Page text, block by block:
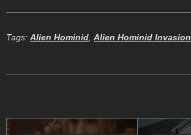
Tags: Alien Hominid Alien Hominid Invasion